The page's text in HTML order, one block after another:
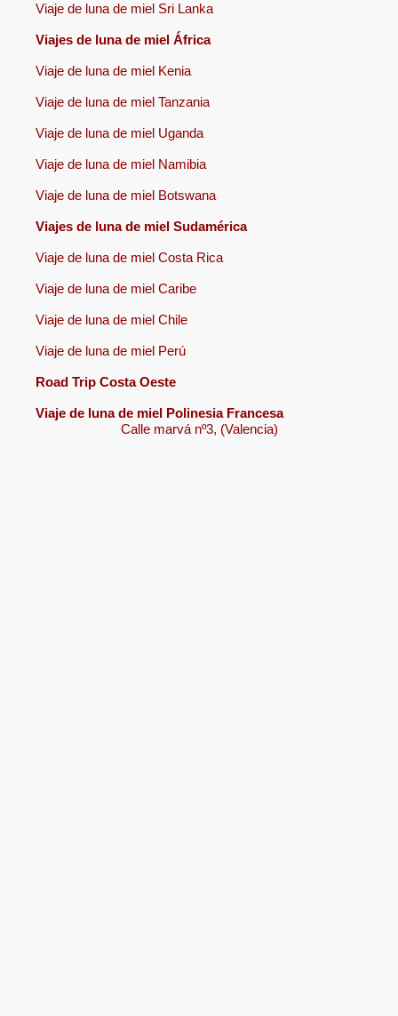
Viaje de luna de miel Sri Lanka
Viajes de luna de miel África
Viaje de luna de miel Kenia
Viaje de luna de miel Tanzania
Viaje de luna de miel Uganda
Viaje de luna de miel Namibia
Viaje de luna de miel Botswana
Viajes de luna de miel Sudamérica
Viaje de luna de miel Costa Rica
Viaje de luna de miel Caribe
Viaje de luna de miel Chile
Viaje de luna de miel Perú
Road Trip Costa Oeste
Viaje de luna de miel Polinesia Francesa
Calle marvá nº3, (Valencia)